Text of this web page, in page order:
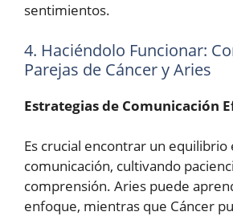
sentimientos.
4. Haciéndolo Funcionar:
Parejas de Cáncer y Aries
Estrategias de Comunicación
Es crucial encontrar un equilibrio
comunicación, cultivando
comprensión. Aries puede
enfoque, mientras que Cáncer